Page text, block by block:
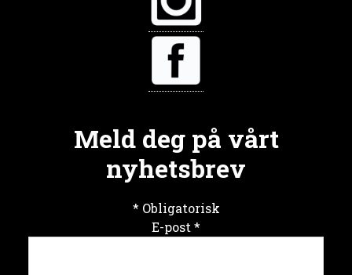
Meld deg på vårt
nyhetsbrev
* Obligatorisk
E-post *